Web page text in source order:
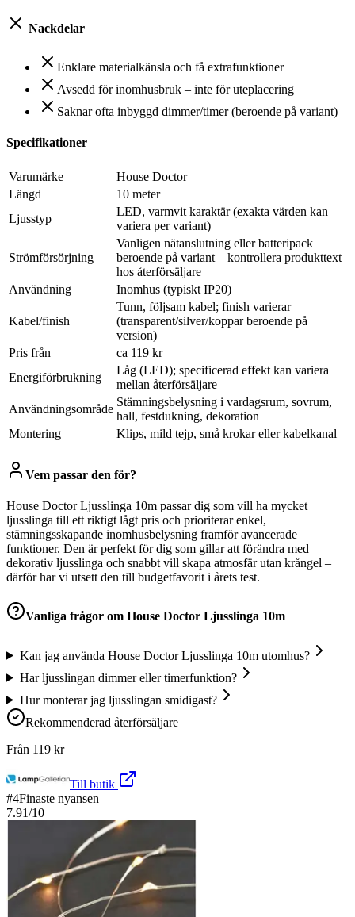
Nackdelar
Enklare materialkänsla och få extrafunktioner
Avsedd för inomhusbruk – inte för uteplacering
Saknar ofta inbyggd dimmer/timer (beroende på variant)
Specifikationer
Varumärke
House Doctor
Längd
10 meter
Ljusstyp
LED, varmvit karaktär (exakta värden kan
variera per variant)
Strömförsörjning
Vanligen nätanslutning eller batteripack
beroende på variant – kontrollera produkttext
hos återförsäljare
Användning
Inomhus (typiskt IP20)
Kabel/finish
Tunn, följsam kabel; finish varierar
(transparent/silver/koppar beroende på
version)
Pris från
ca 119 kr
Energiförbrukning
Låg (LED); specificerad effekt kan variera
mellan återförsäljare
Användningsområde
Stämningsbelysning i vardagsrum, sovrum,
hall, festdukning, dekoration
Montering
Klips, mild tejp, små krokar eller kabelkanal
Vem passar den för?
House Doctor Ljusslinga 10m passar dig som vill ha mycket
ljusslinga till ett riktigt lågt pris och prioriterar enkel,
stämningsskapande inomhusbelysning framför avancerade
funktioner. Den är perfekt för dig som gillar att förändra med
dekorativ ljusslinga och snabbt vill skapa atmosfär utan krångel –
därför har vi utsett den till budgetfavorit i årets test.
Vanliga frågor om House Doctor Ljusslinga 10m
Kan jag använda House Doctor Ljusslinga 10m utomhus?
Har ljusslingan dimmer eller timerfunktion?
Hur monterar jag ljusslingan smidigast?
Rekommenderad återförsäljare
Från 119 kr
Till butik
#4Finaste nyansen
7.91/10